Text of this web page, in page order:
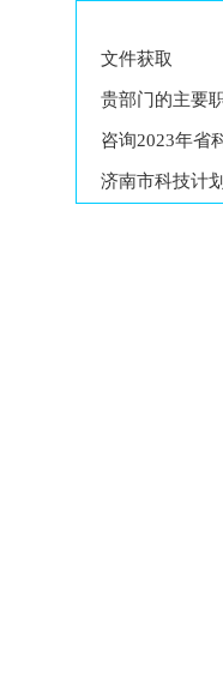
文件获取
贵部门的主要
咨询2023年省
济南市科技计